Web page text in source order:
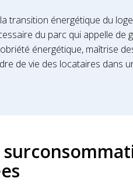
transition énergétique du
du parc qui appelle de
énergétique, maîtrise
de vie des locataires dans